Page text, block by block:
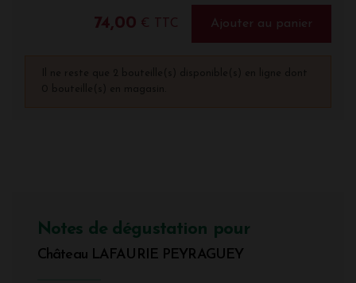
74,00 € TTC Ajouter au panier
Notes de dégustation pour
Château LAFAURIE PEYRAGUEY